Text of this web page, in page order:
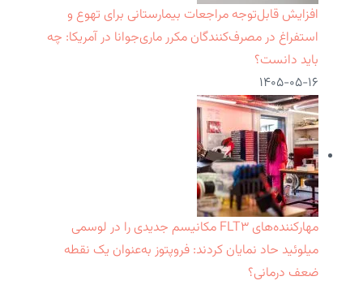
افزایش قابل‌توجه مراجعات بیمارستانی برای تهوع و
استفراغ در مصرف‌کنندگان مکرر ماری‌جوانا در آمریکا: چه
باید دانست؟
۱۴۰۵-۰۵-۱۶
مهارکننده‌های FLT۳ مکانیسم جدیدی را در لوسمی
میلوئید حاد نمایان کردند: فروپتوز به‌عنوان یک نقطه
ضعف درمانی؟